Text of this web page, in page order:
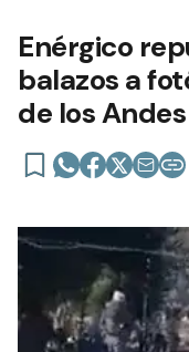
Enérgico
balazos a
de los Andes